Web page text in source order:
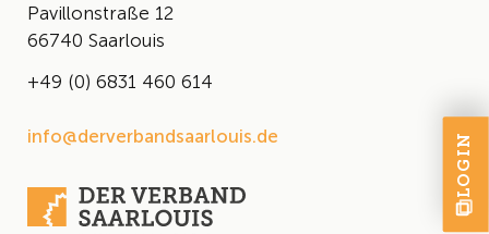
Pavillonstraße 12
66740 Saarlouis
+49 (0) 6831 460 614
info@derverbandsaarlouis.de LOGIN